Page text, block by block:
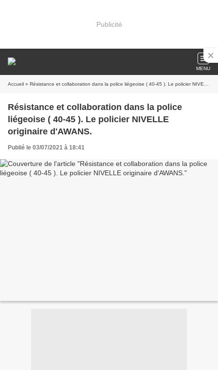
Publicité
MENU
Accueil » Résistance et collaboration dans la police liégeoise ( 40-45 ). Le policier NIVELLE originaire d'AWANS.
Résistance et collaboration dans la police
liégeoise ( 40-45 ). Le policier NIVELLE
originaire d'AWANS.
Publié le 03/07/2021 à 18:41